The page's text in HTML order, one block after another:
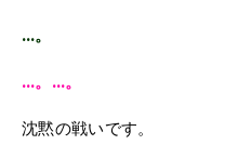
…。
…。…。
沈黙の戦いです。